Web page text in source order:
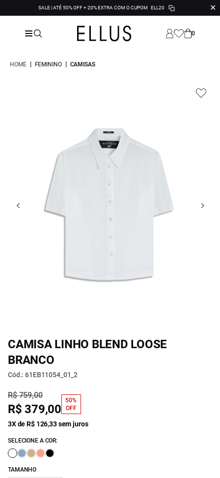
SALE | ATÉ 50% OFF + 20% EXTRA COM O CUPOM ELL20 ✕
0
HOME | FEMININO | CAMISAS
CAMISA LINHO BLEND LOOSE
BRANCO
Cód.: 61EB11054_01_2
R$ 759,00
R$ 379,00
50%
OFF
3X de R$ 126,33 sem juros
SELECIONE A COR:
TAMANHO